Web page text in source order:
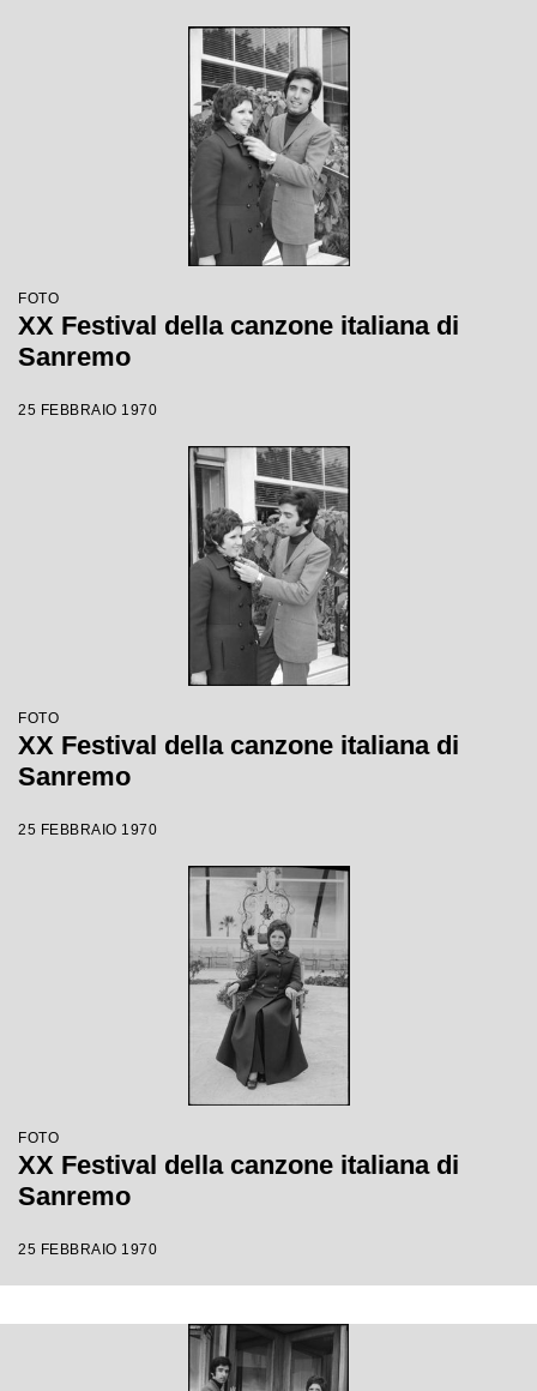
FOTO
XX Festival della canzone italiana di
Sanremo
25 FEBBRAIO 1970
FOTO
XX Festival della canzone italiana di
Sanremo
25 FEBBRAIO 1970
FOTO
XX Festival della canzone italiana di
Sanremo
25 FEBBRAIO 1970